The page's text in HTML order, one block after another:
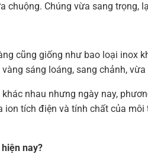
Chúng vừa sang trọng,
cũng giống như bao loại inox
sáng loáng, sang chảnh,
nhau nhưng ngày nay,
tích điện và tính chất của
nay?